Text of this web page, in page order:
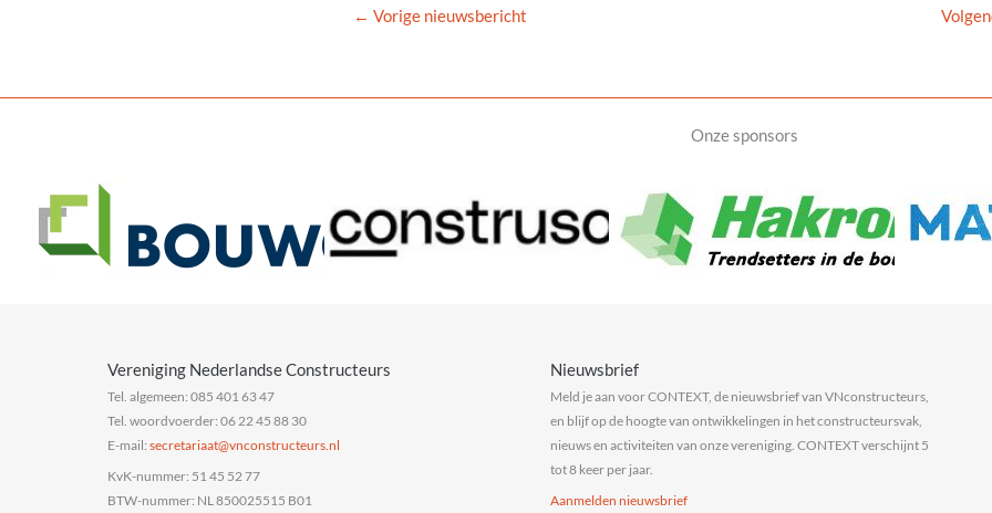
← Vorige nieuwsbericht
Onze sponsors
Vereniging Nederlandse Constructeurs
Tel. algemeen: 085 401 63 47
Tel. woordvoerder: 06 22 45 88 30
E-mail:
ln.sruetcurtsnocnv
@taairaterces
KvK-nummer: 51 45 52 77
BTW-nummer: NL 850025515 B01
Nieuwsbrief
Meld je aan voor CONTEXT, de nieuwsbrief van VNconstructeurs,
en blijf op de hoogte van ontwikkelingen in het constructeursvak,
nieuws en activiteiten van onze vereniging. CONTEXT verschijnt 5
tot 8 keer per jaar.
Aanmelden nieuwsbrief